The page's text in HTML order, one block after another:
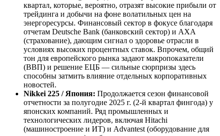
квартал, которые, вероятно, отразят высокие прибыли от
трейдинга и добычи на фоне волатильных цен на
энергоресурсы. Финансовый сектор в фокусе благодаря
отчетам Deutsche Bank (банковский сектор) и AXA
(страхование), дающим сигнал о здоровье отрасли в
условиях высоких процентных ставок. Впрочем, общий
тон для европейского рынка задают макропоказатели
(ВВП) и решение ЕЦБ — сильные сюрпризы здесь
способны затмить влияние отдельных корпоративных
новостей.
Nikkei 225 / Япония: Продолжается сезон финансовой
отчетности за полугодие 2025 г. (2-й квартал фингода) у
японских компаний. Ряд промышленных и
технологических лидеров, включая Hitachi
(машиностроение и ИТ) и Advantest (оборудование для